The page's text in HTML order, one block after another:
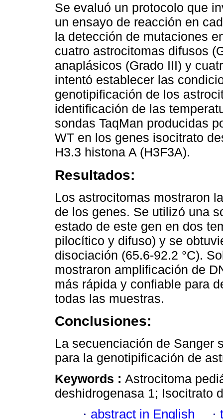
Se evaluó un protocolo que
un ensayo de reacción en
la detección de mutaciones
cuatro astrocitomas difusos
anaplásicos (Grado III) y
intentó establecer las
genotipificación de los
identificación de las
sondas TaqMan producidas
WT en los genes isocitrato
H3.3 histona A (H3F3A).
Resultados:
Los astrocitomas mostraron
de los genes. Se utilizó una
estado de este gen en dos
pilocítico y difuso) y se
disociación (65.6-92.2 °C).
mostraron amplificación de
más rápida y confiable para
todas las muestras.
Conclusiones:
La secuenciación de Sanger
para la genotipificación de
Keywords : Astrocitoma
deshidrogenasa 1; Isocitrato
· abstract in English ·